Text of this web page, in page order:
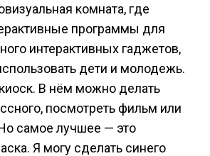
комната, где
программы для
интерактивных гаджетов,
дети и молодежь.
В нём можно делать
посмотреть фильм или
самое лучшее — это
Я могу сделать синего